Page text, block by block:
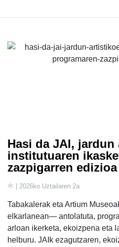
Hasi da JAI,
institutuaren
zazpigarren edizioa
| 2026ko Uztailaren 2a
Tabakalerak eta Artium
elkarlanean— antolatuta,
arloan ikerketa, ekoizpena eta
helburu. JAIk ezagutzaren,